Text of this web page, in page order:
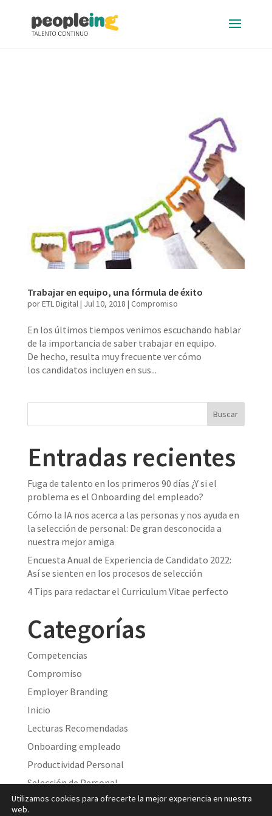
Trabajar en equipo, una fórmula de éxito
porETL Digital| Jul 10, 2018 | Compromiso
En los últimos tiempos venimos escuchando hablar
de la importancia de saber trabajar en equipo.
De hecho, resulta muy frecuente ver cómo
los candidatos incluyen en sus...
Entradas recientes
Fuga de talento en los primeros 90 días ¿Y si el
problema es el Onboarding del empleado?
Cómo la IA nos acerca a las personas y nos ayuda en
la selección de personal: De gran desconocida a
nuestra mejor amiga
Encuesta Anual de Experiencia de Candidato 2022:
Así se sienten en los procesos de selección
4 Tips para redactar el Curriculum Vitae perfecto
Categorías
Competencias
Compromiso
Employer Branding
Inicio
Lecturas Recomendadas
Onboarding empleado
Productividad Personal
Selección de Personal
Sin categoría
Utilizamos cookies para ofrecerte la mejor experiencia en nuestra
web.